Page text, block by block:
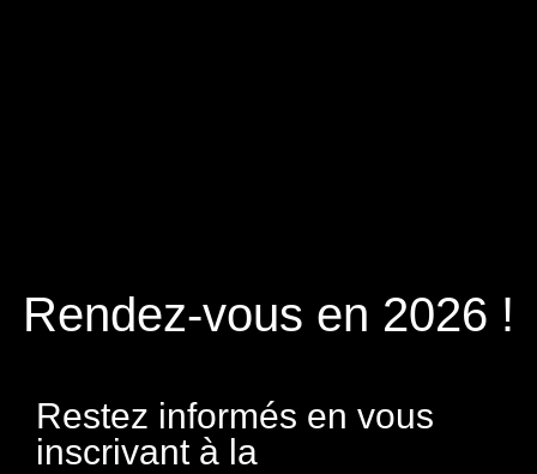
Rendez-vous en 2026 !
Restez informés en vous
inscrivant à la